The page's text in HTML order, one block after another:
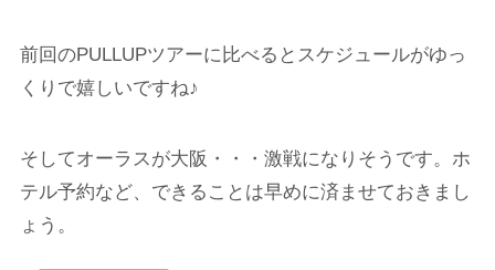
前回のPULLUPツアーに比べるとスケジュールがゆっ
くりで嬉しいですね♪
そしてオーラスが大阪・・・激戦になりそうです。ホ
テル予約など、できることは早めに済ませておきまし
ょう。